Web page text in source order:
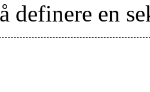
definere en